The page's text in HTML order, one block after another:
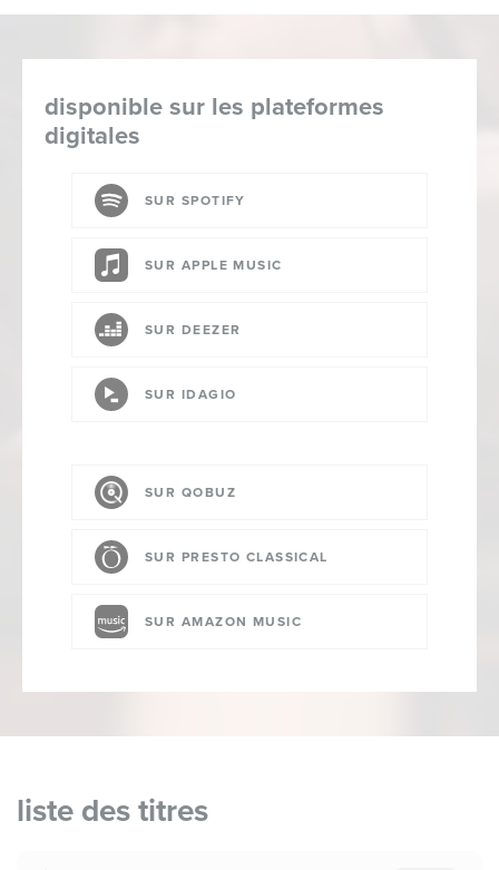
disponible sur les plateformes
digitales
SUR SPOTIFY
SUR APPLE MUSIC
SUR DEEZER
SUR IDAGIO
SUR QOBUZ
SUR PRESTO CLASSICAL
SUR AMAZON MUSIC
liste des titres